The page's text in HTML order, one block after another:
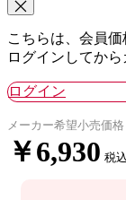
こちらは、会員価
ログインしてから
ログイン
メーカー希望小売価格
￥6,930 税込